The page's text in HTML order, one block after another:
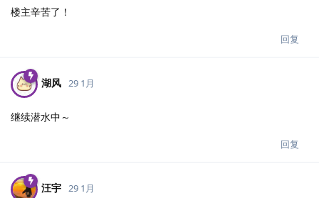
楼主辛苦了！
回复
湖风 29 1月
继续潜水中～
回复
汪宇 29 1月